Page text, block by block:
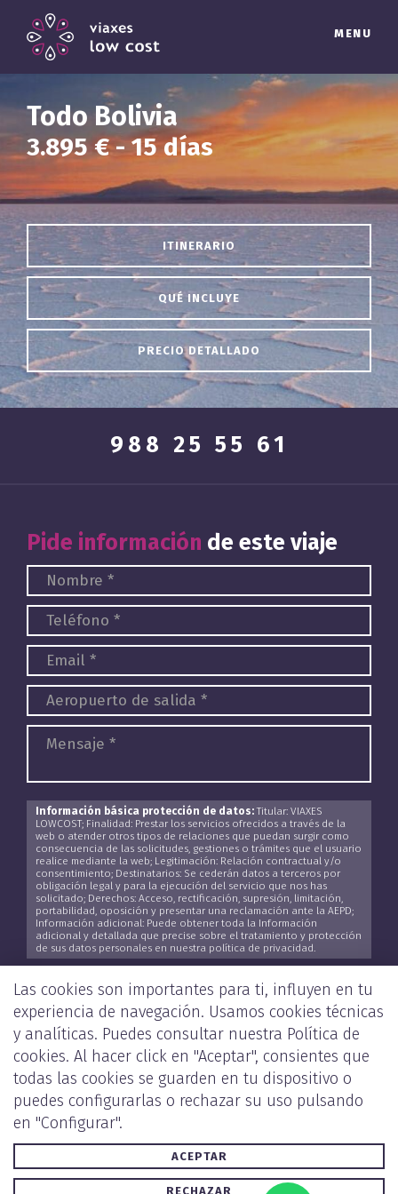
Todo Bolivia
3.895 € - 15 días
ITINERARIO
QUÉ INCLUYE
PRECIO DETALLADO
Pide información de este viaje
Información básica protección de datos:Titular: VIAXES
LOWCOST; Finalidad: Prestar los servicios ofrecidos a través de la
web o atender otros tipos de relaciones que puedan surgir como
consecuencia de las solicitudes, gestiones o trámites que el usuario
realice mediante la web; Legitimación: Relación contractual y/o
consentimiento; Destinatarios: Se cederán datos a terceros por
obligación legal y para la ejecución del servicio que nos has
solicitado; Derechos: Acceso, rectificación, supresión, limitación,
portabilidad, oposición y presentar una reclamación ante la AEPD;
Información adicional: Puede obtener toda la Información
adicional y detallada que precise sobre el tratamiento y protección
de sus datos personales en nuestra política de privacidad.
ENVIAR
POLÍTICA DE PRIVACIDAD Y COOKIES
AVISO LEGAL
988 25 55 61
MENU
Las cookies son importantes para ti, influyen en tu
experiencia de navegación. Usamos cookies técnicas
y analíticas. Puedes consultar nuestra Política de
cookies. Al hacer click en "Aceptar", consientes que
todas las cookies se guarden en tu dispositivo o
puedes configurarlas o rechazar su uso pulsando
en "Configurar".
ACEPTAR
RECHAZAR